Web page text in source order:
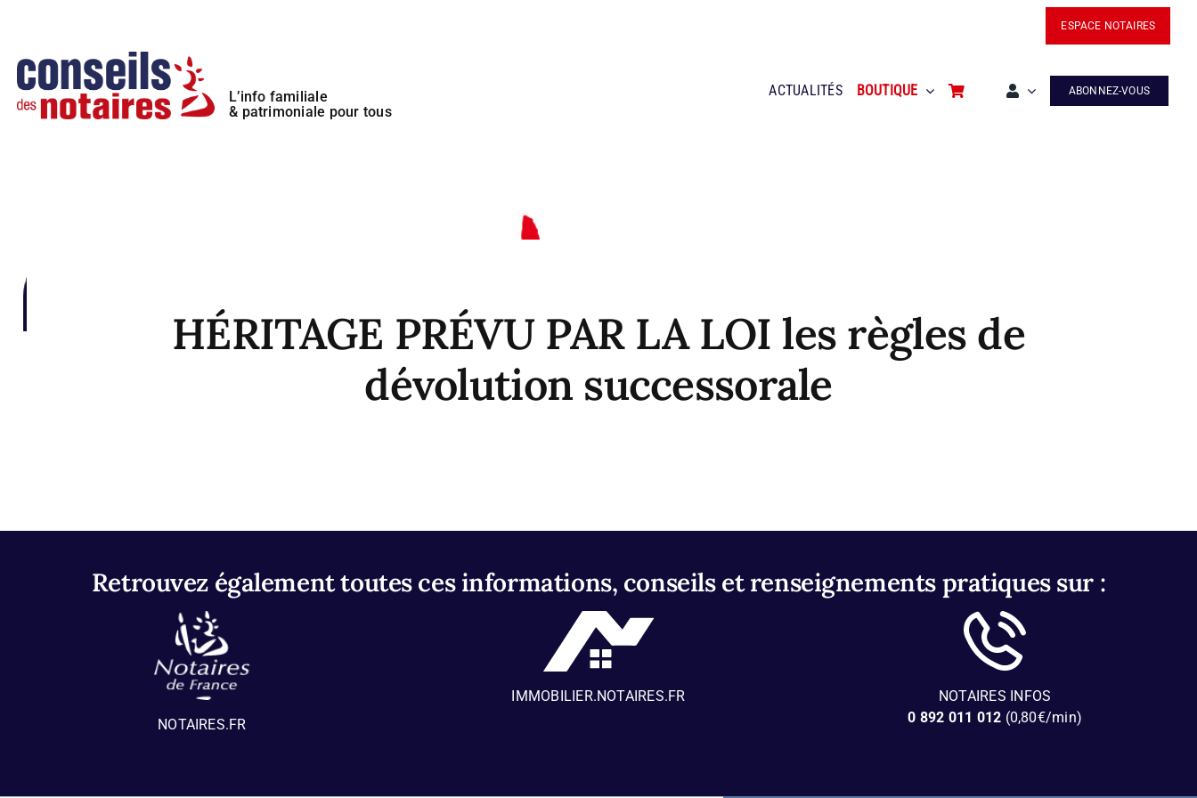
ESPACE NOTAIRES
L’info familiale
& patrimoniale pour tous
ACTUALITÉS BOUTIQUE ABONNEZ-VOUS
HÉRITAGE PRÉVU PAR LA LOI les règles de
dévolution successorale
Retrouvez également toutes ces informations, conseils et renseignements pratiques sur :
NOTAIRES.FR
IMMOBILIER.NOTAIRES.FR
NOTAIRES INFOS
0 892 011 012 (0,80€/min)